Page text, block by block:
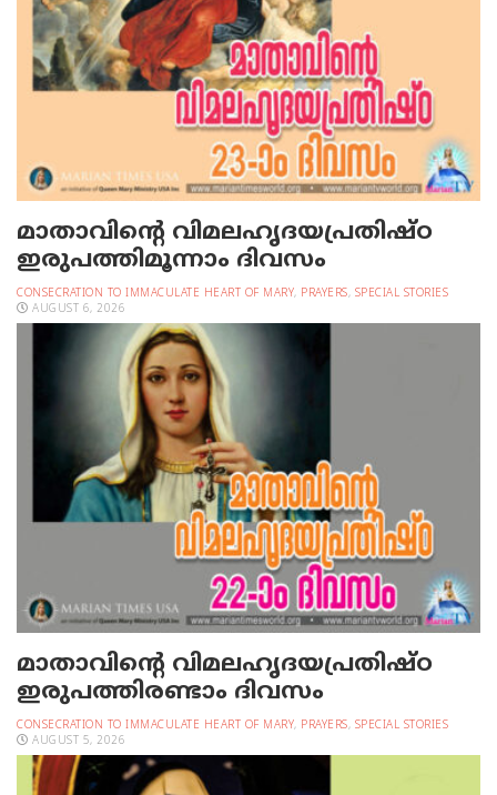
മാതാവിന്റെ വിമലഹൃദയപ്രതിഷ്ഠ
ഇരുപത്തിമൂന്നാം ദിവസം
CONSECRATION TO IMMACULATE HEART OF MARY, PRAYERS, SPECIAL STORIES
AUGUST 6, 2026
മാതാവിന്റെ വിമലഹൃദയപ്രതിഷ്ഠ
ഇരുപത്തിരണ്ടാം ദിവസം
CONSECRATION TO IMMACULATE HEART OF MARY, PRAYERS, SPECIAL STORIES
AUGUST 5, 2026